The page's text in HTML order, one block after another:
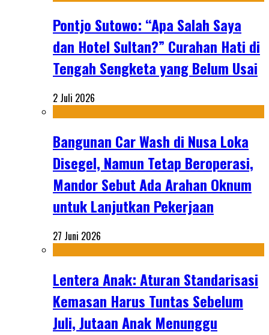
Pontjo Sutowo: “Apa Salah Saya
dan Hotel Sultan?” Curahan Hati di
Tengah Sengketa yang Belum Usai
2 Juli 2026
Bangunan Car Wash di Nusa Loka
Disegel, Namun Tetap Beroperasi,
Mandor Sebut Ada Arahan Oknum
untuk Lanjutkan Pekerjaan
27 Juni 2026
Lentera Anak: Aturan Standarisasi
Kemasan Harus Tuntas Sebelum
Juli, Jutaan Anak Menunggu